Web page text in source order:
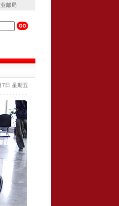
邮局
7日 星期五